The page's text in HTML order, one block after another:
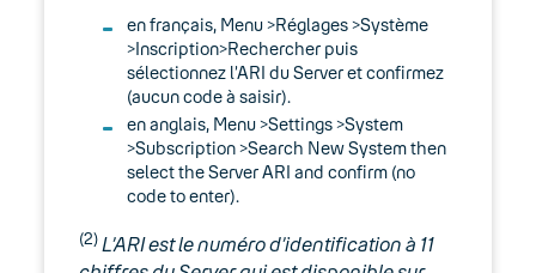
en français, Menu >Réglages >Système
>Inscription>Rechercher puis
sélectionnez l’ARI du Server et confirmez
(aucun code à saisir).
en anglais, Menu >Settings >System
>Subscription >Search New System then
select the Server ARI and confirm (no
code to enter).
(2) L’ARI est le numéro d’identification à 11